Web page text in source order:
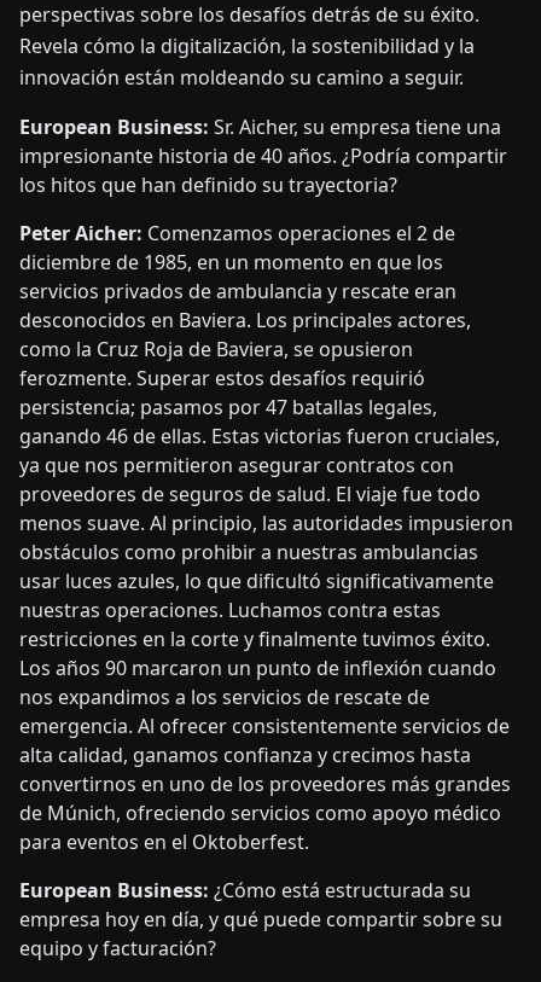
perspectivas sobre los desafíos detrás de su éxito.
Revela cómo la digitalización, la sostenibilidad y la
innovación están moldeando su camino a seguir.
European Business: Sr. Aicher, su empresa tiene una
impresionante historia de 40 años. ¿Podría compartir
los hitos que han definido su trayectoria?
Peter Aicher: Comenzamos operaciones el 2 de
diciembre de 1985, en un momento en que los
servicios privados de ambulancia y rescate eran
desconocidos en Baviera. Los principales actores,
como la Cruz Roja de Baviera, se opusieron
ferozmente. Superar estos desafíos requirió
persistencia; pasamos por 47 batallas legales,
ganando 46 de ellas. Estas victorias fueron cruciales,
ya que nos permitieron asegurar contratos con
proveedores de seguros de salud. El viaje fue todo
menos suave. Al principio, las autoridades impusieron
obstáculos como prohibir a nuestras ambulancias
usar luces azules, lo que dificultó significativamente
nuestras operaciones. Luchamos contra estas
restricciones en la corte y finalmente tuvimos éxito.
Los años 90 marcaron un punto de inflexión cuando
nos expandimos a los servicios de rescate de
emergencia. Al ofrecer consistentemente servicios de
alta calidad, ganamos confianza y crecimos hasta
convertirnos en uno de los proveedores más grandes
de Múnich, ofreciendo servicios como apoyo médico
para eventos en el Oktoberfest.
European Business: ¿Cómo está estructurada su
empresa hoy en día, y qué puede compartir sobre su
equipo y facturación?